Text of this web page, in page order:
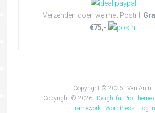
Verzenden doen we met Postnl.
€75,-
Copyright © 2026 · Van-An.nl
Copyright © 2026 · Delightful Pro Theme
Framework· WordPress · Log in